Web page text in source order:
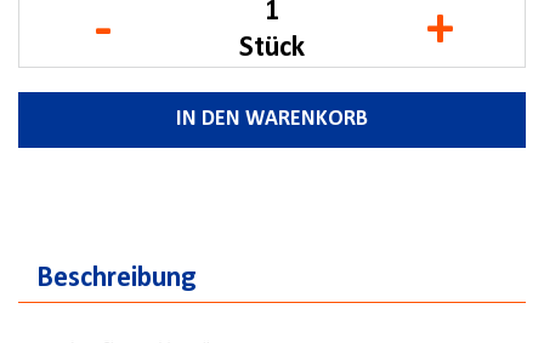
- Stück +
IN DEN WARENKORB
Beschreibung